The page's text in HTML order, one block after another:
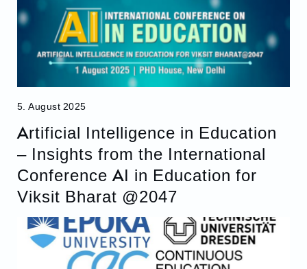
5. August 2025
Artificial Intelligence in Education
– Insights from the International
Conference AI in Education for
Viksit Bharat @2047